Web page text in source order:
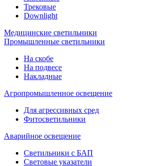
Трековые
Downlight
Медицинские светильники
Промышленные светильники
На скобе
На подвесе
Накладные
Агропромышленное освещение
Для агрессивных сред
Фитосветильники
Аварийное освещение
Светильники с БАП
Световые указатели